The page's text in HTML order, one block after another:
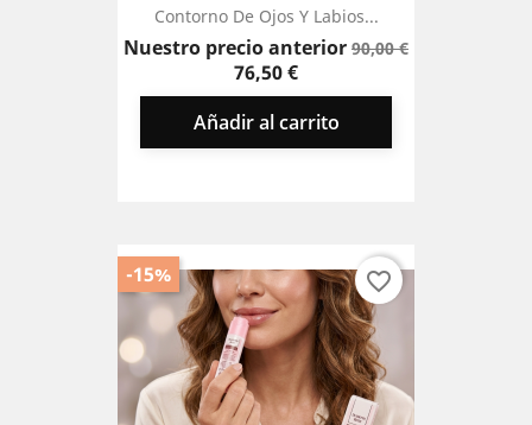
Contorno De Ojos Y Labios...
Nuestro precio anteriorPrecio
90,00 €Precio
76,50 €
Añadir al carrito
-15% favorite_border